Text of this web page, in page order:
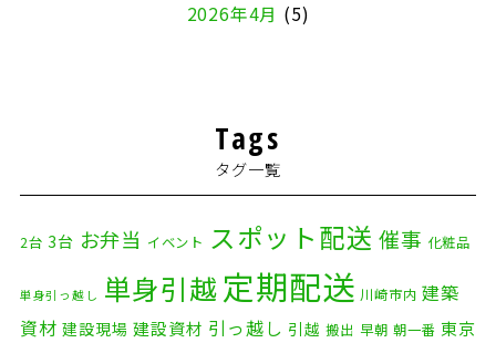
2026年4月 (5)
2026年1月
2025年11月(4)
2025年10月(9)
2025年9月
(3)
Tags
タグ一覧
2台 3台 お弁当 イベント スポット配送 催事 化粧品
単身引っ越し 単身引越 定期配送 川崎市内 建築
資材 建設現場 建設資材 引っ越し 引越 搬出 早朝 朝一番 東京